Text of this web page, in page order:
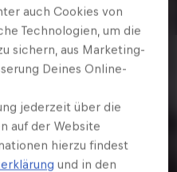
auch Cookies von
Technologien, um die
sichern, aus Marketing-
Deines Online-
jederzeit über die
auf der Website
hierzu findest
und in den